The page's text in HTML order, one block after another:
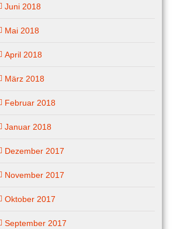
Juni 2018
Mai 2018
April 2018
März 2018
Februar 2018
Januar 2018
Dezember 2017
November 2017
Oktober 2017
September 2017